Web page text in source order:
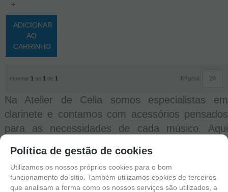
+
ADICIONAR
AO
CARRINHO
mostrar 1 ao 1 de 1 Nº prod.
Na Atelier de Celia somos especialistas em
clarinete e contamos com acessórios pensados
para as necessidades de cada músico. Aqui
poderás encontrar argolas para estantes de
clarinete Mib, ideais para prender partituras ou
acessórios de forma prática e segura durante o
estudo, ensaio ou concerto, mantendo tudo à
Política de gestão de cookies
Utilizamos os nossos próprios cookies para o bom
funcionamento do sítio. Também utilizamos cookies de terceiros
que analisam a forma como os nossos serviços são utilizados, a